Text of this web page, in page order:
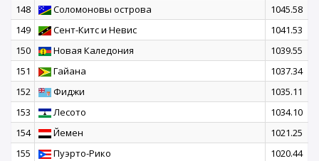
148
Соломоновы острова
1045.58
149
Сент-Китс и Невис
1041.53
150
Новая Каледония
1039.55
151
Гайана
1037.34
152
Фиджи
1035.11
153
Лесото
1034.10
154
Йемен
1021.25
155
Пуэрто-Рико
1020.44